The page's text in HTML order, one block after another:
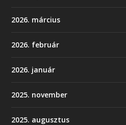
2026. március
2026. február
2026. január
2025. november
2025. augusztus